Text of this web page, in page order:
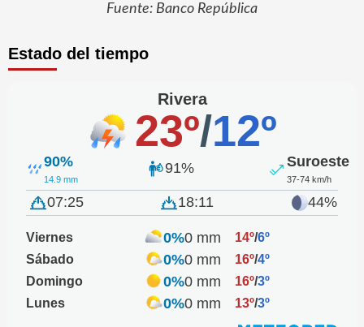
Fuente: Banco República
Estado del tiempo
Rivera
23º/12º
90%
14.9 mm
91% Suroeste
37-74 km/h
07:25 18:11 44%
Viernes 0%0 mm 14º/6º
Sábado
0%0 mm 16º/4º
Domingo
0%0 mm 16º/3º
Lunes
0%0 mm 13º/3º